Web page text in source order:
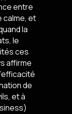
entre
calme, et
la
le
ces
affirme
de
et à